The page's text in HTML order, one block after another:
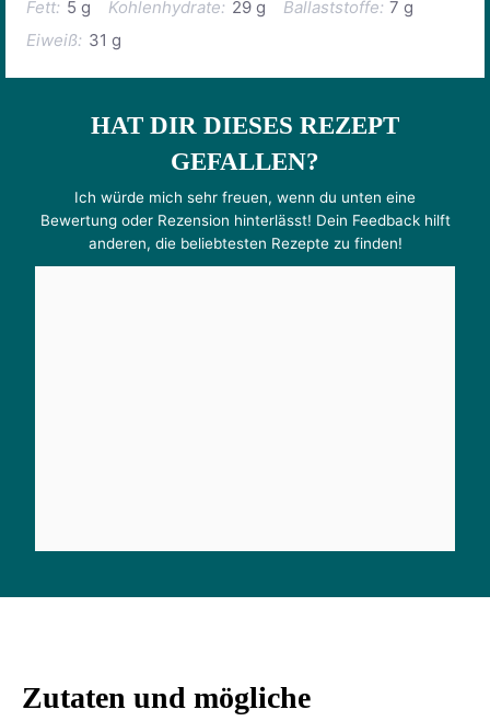
Fett: 5 g Kohlenhydrate: 29 g Ballaststoffe: 7 g
Eiweiß: 31 g
HAT DIR DIESES REZEPT
GEFALLEN?
Ich würde mich sehr freuen, wenn du unten eine
Bewertung oder Rezension hinterlässt! Dein Feedback hilft
anderen, die beliebtesten Rezepte zu finden!
Zutaten und mögliche